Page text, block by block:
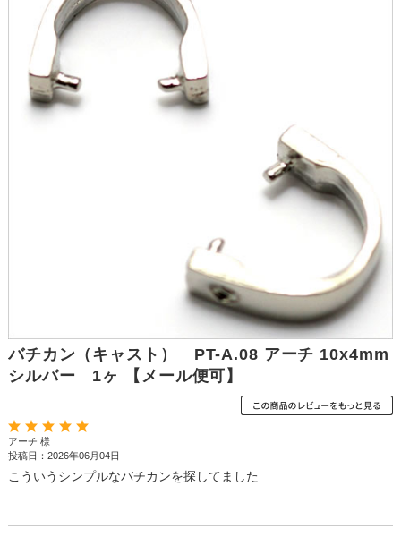
バチカン（キャスト） PT-A.08 アーチ 10x4mm
シルバー 1ヶ 【メール便可】
アーチ 様
投稿日：2026年06月04日
こういうシンプルなバチカンを探してました